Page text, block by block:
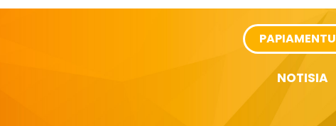
PAPIAMENTU
NOTISIA